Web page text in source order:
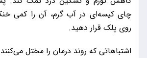
چای کیسه‌ای در آب گرم، آن را کمی
روی پلک قرار دهید.
اشتباهاتی که روند درمان را مختل می‌کنند